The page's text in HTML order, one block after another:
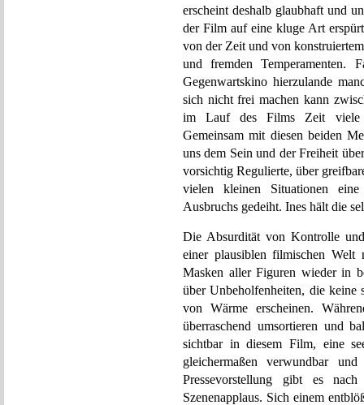
erscheint deshalb glaubhaft und
der Film auf eine kluge Art
von der Zeit und von
und fremden Temperamenten.
Gegenwartskino hierzulande
sich nicht frei machen kann
im Lauf des Films Zeit viele
Gemeinsam mit diesen beiden
uns dem Sein und der Freiheit
vorsichtig Regulierte, über
vielen kleinen Situationen
Ausbruchs gedeiht. Ines hält die
Die Absurdität von Kontrolle
einer plausiblen filmischen Welt
Masken aller Figuren wieder in
über Unbeholfenheiten, die keine
von Wärme erscheinen.
überraschend umsortieren und
sichtbar in diesem Film, eine
gleichermaßen verwundbar
Pressevorstellung gibt es
Szenenapplaus. Sich einem